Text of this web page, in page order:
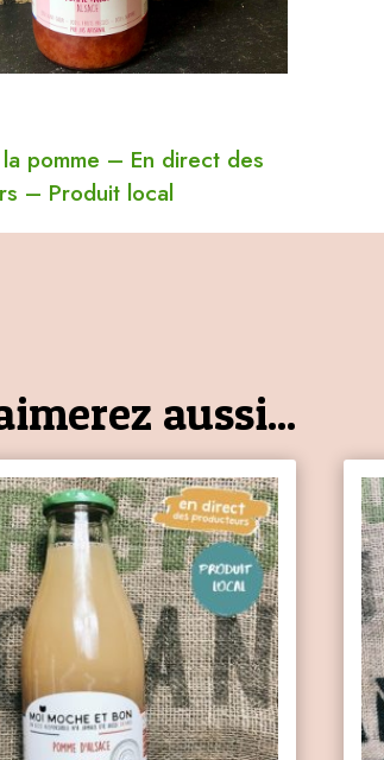
pomme – En direct des
– Produit local
aussi...